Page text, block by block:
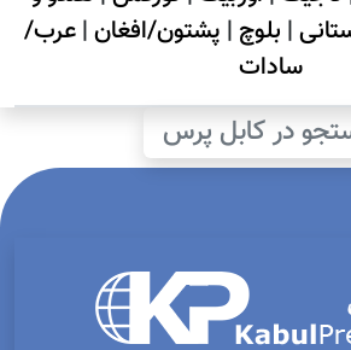
| بلوچ | پشتون/افغان|عرب/
سادات
در کابل پرس